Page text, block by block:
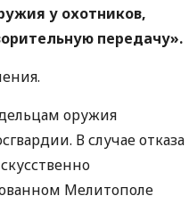
у охотников,
передачу».
оружия
В случае отказа
Мелитополе